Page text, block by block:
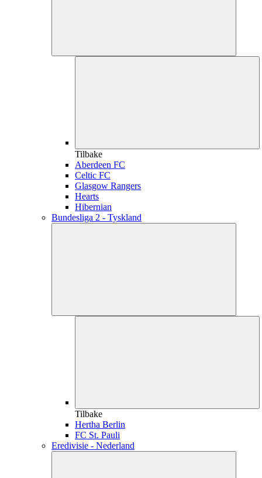
Tilbake
Aberdeen FC
Celtic FC
Glasgow Rangers
Hearts
Hibernian
Bundesliga 2 - Tyskland
Tilbake
Hertha Berlin
FC St. Pauli
Eredivisie - Nederland